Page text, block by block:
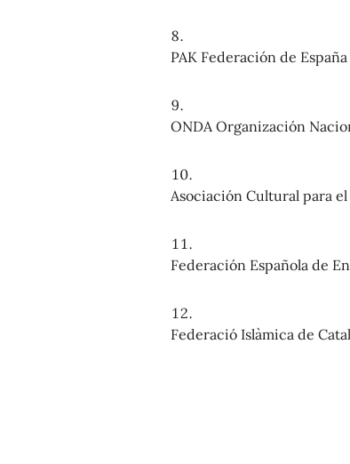
PAK Federación de España
ONDA Organización
Asociación Cultural para
Federación Española de
Federació Islàmica de